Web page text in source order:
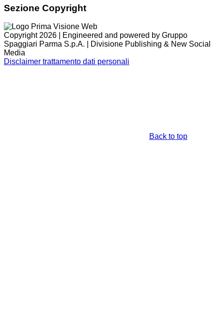
Sezione Copyright
Copyright 2026 | Engineered and powered by Gruppo
Spaggiari Parma S.p.A. | Divisione Publishing & New Social
Media
Disclaimer trattamento dati personali
Back to top